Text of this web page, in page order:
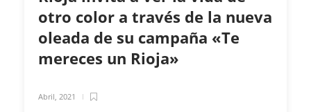
otro color a través de la nueva
oleada de su campaña «Te
mereces un Rioja»
Abril, 2021